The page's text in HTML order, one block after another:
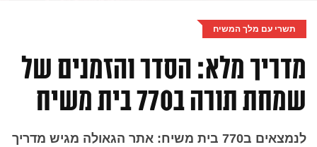
תשרי עם מלך המשיח
מדריך מלא: הסדר והזמנים של
שמחת תורה ב770 בית משיח
לנמצאים ב770 בית משיח: אתר הגאולה מגיש מדריך